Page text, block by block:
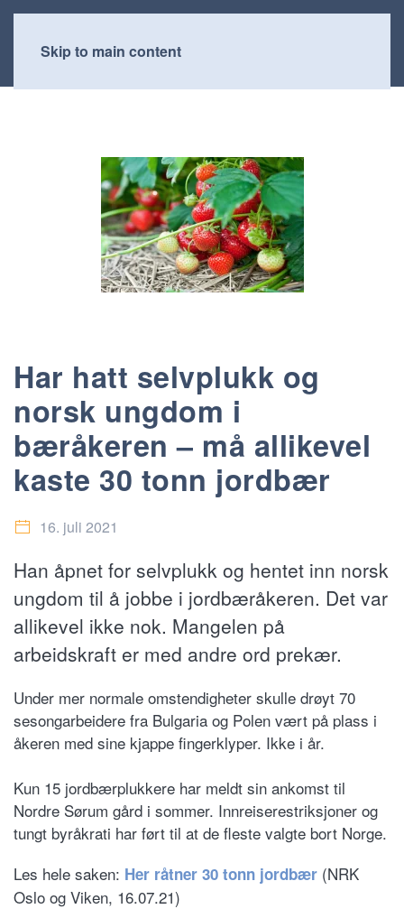
Skip to main content
Har hatt selvplukk og
norsk ungdom i
bæråkeren – må allikevel
kaste 30 tonn jordbær
16. juli 2021
Han åpnet for selvplukk og hentet inn norsk
ungdom til å jobbe i jordbæråkeren. Det var
allikevel ikke nok. Mangelen på
arbeidskraft er med andre ord prekær.
Under mer normale omstendigheter skulle drøyt 70
sesongarbeidere fra Bulgaria og Polen vært på plass i
åkeren med sine kjappe fingerklyper. Ikke i år.
Kun 15 jordbærplukkere har meldt sin ankomst til
Nordre Sørum gård i sommer. Innreiserestriksjoner og
tungt byråkrati har ført til at de fleste valgte bort Norge.
Les hele saken: Her råtner 30 tonn jordbær (NRK
Oslo og Viken, 16.07.21)